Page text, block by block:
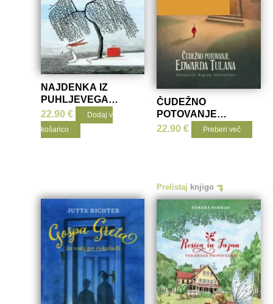
NAJDENKA IZ
PUHLJEVEGA
GOZDA
22.90€
Dodaj v
košarico
ČUDEŽNO
POTOVANJE
EDWARDA TULANA
22.90 € Preberi več
Prelistaj knjigo